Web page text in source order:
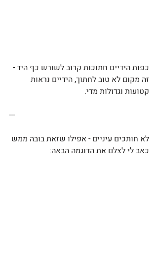
כפות הידיים חתוכות קרוב לשורש כף היד -
זה מקום לא טוב לחתוך, הידיים נראות
קטועות וגדולות מדי.
---
לא חותכים עיניים - אפילו שזאת בובה ממש
כאב לי לצלם את הדוגמה הבאה: